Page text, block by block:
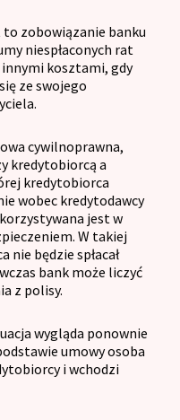
to zobowiązanie banku
niespłaconych rat
kosztami, gdy
ze swojego
cywilnoprawna,
kredytobiorcą a
kredytobiorca
wobec kredytodawcy
jest w
W takiej
będzie spłacał
bank może liczyć
z polisy.
wygląda ponownie
umowy osoba
i wchodzi